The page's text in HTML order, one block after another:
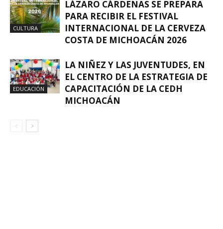
CULTURA
LÁZARO CÁRDENAS SE PREPARA
PARA RECIBIR EL FESTIVAL
INTERNACIONAL DE LA CERVEZA
COSTA DE MICHOACÁN 2026
EDUCACIÓN
LA NIÑEZ Y LAS JUVENTUDES, EN
EL CENTRO DE LA ESTRATEGIA DE
CAPACITACIÓN DE LA CEDH
MICHOACÁN